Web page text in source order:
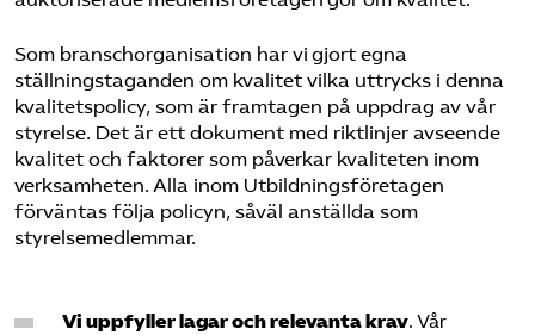
Som bransch­organisation har vi gjort egna
ställningstaganden om kvalitet vilka uttrycks i denna
kvalitetspolicy, som är framtagen på uppdrag av vår
styrelse. Det är ett dokument med riktlinjer avseende
kvalitet och faktorer som påverkar kvaliteten inom
verksamheten. Alla inom Utbildnings­företagen
förväntas följa policyn, såväl anställda som
styrelsemedlemmar.
Vi uppfyller lagar och relevanta krav. Vår